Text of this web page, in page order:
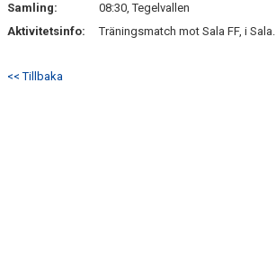
Samling:
08:30, Tegelvallen
Aktivitetsinfo:
Träningsmatch mot Sala FF, i Sala.
<< Tillbaka